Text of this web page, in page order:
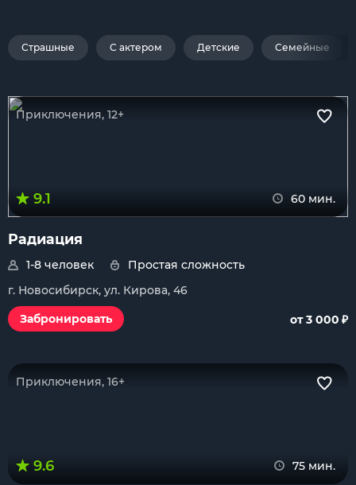
Страшные С актером Детские Семейные
Приключения, 12+
9.1 60 мин.
Радиация
1-8 человек
Простая сложность
г. Новосибирск, ул. Кирова, 46
Забронировать
от 3 000 ₽
Приключения, 16+
9.6 75 мин.